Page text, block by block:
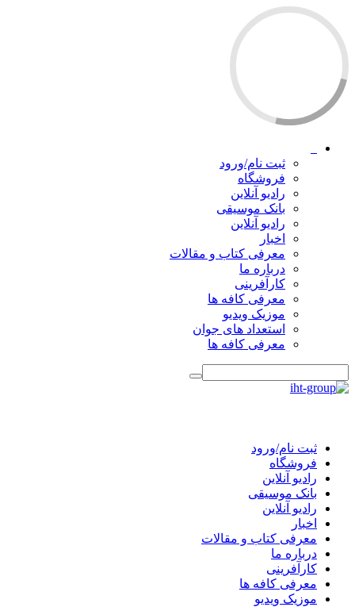
ثبت نام/ورود
فروشگاه
رادیو آنلاین
بانک موسیقی
رادیو آنلاین
اخبار
معرفی کتاب و مقالات
درباره ما
کارآفرینی
معرفی کافه ها
موزیک ویدیو
استعداد های جوان
معرفی کافه ها
ثبت نام/ورود
فروشگاه
رادیو آنلاین
بانک موسیقی
رادیو آنلاین
اخبار
معرفی کتاب و مقالات
درباره ما
کارآفرینی
معرفی کافه ها
موزیک ویدیو